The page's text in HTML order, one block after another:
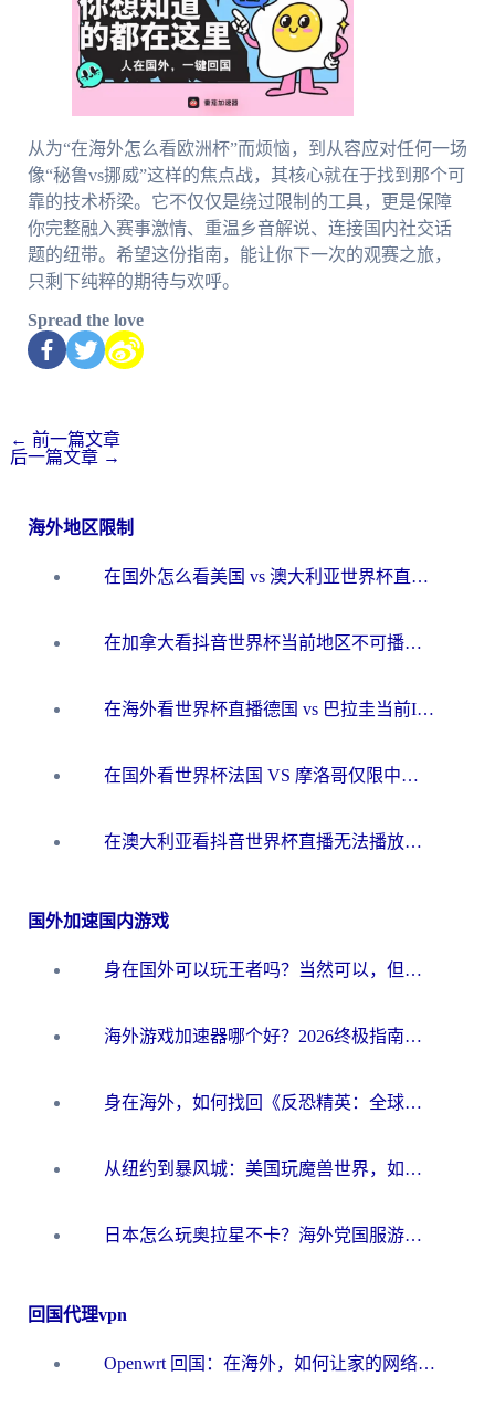
从为“在海外怎么看欧洲杯”而烦恼，到从容应对任何一场
像“秘鲁vs挪威”这样的焦点战，其核心就在于找到那个可
靠的技术桥梁。它不仅仅是绕过限制的工具，更是保障
你完整融入赛事激情、重温乡音解说、连接国内社交话
题的纽带。希望这份指南，能让你下一次的观赛之旅，
只剩下纯粹的期待与欢呼。
Spread the love
← 前一篇文章
后一篇文章 →
海外地区限制
在国外怎么看美国 vs 澳大利亚世界杯直播？海外党必藏的中文解说观赛指南
在加拿大看抖音世界杯当前地区不可播放？海外党体育观赛终极指南
在海外看世界杯直播德国 vs 巴拉圭当前IP受限制？这篇指南帮你轻松解决地区限制
在国外看世界杯法国 VS 摩洛哥仅限中国大陆？别让地域限制拦下你的欢呼
在澳大利亚看抖音世界杯直播无法播放？海外党体育观赛终极指南来了！
国外加速国内游戏
身在国外可以玩王者吗？当然可以，但你需要这份“加速”指南
海外游戏加速器哪个好？2026终极指南帮你畅玩国服+解决卡顿难题
身在海外，如何找回《反恐精英：全球攻势》国服的丝滑手感？一份给你的终极指南
从纽约到暴风城：美国玩魔兽世界，如何找到你的最佳网络航线
日本怎么玩奥拉星不卡？海外党国服游戏加速器选择全攻略
回国代理vpn
Openwrt 回国：在海外，如何让家的网络触手可及